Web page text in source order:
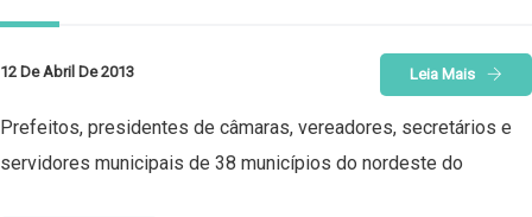
12 De Abril De 2013 Leia Mais
Prefeitos, presidentes de câmaras, vereadores, secretários e
servidores municipais de 38 municípios do nordeste do